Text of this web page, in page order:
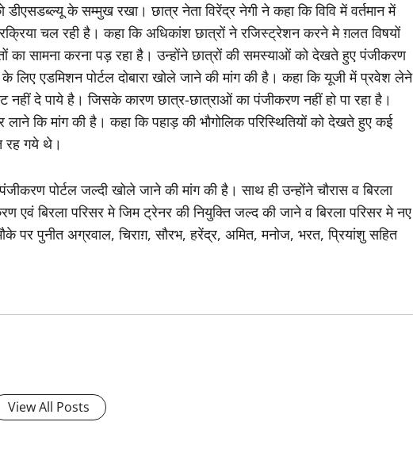
के सम्मुख रखा। छात्र नेता विरेंद्र नेगी ने कहा कि विवि में वर्तमान में
चल रही है। कहा कि अधिकांश छात्रों ने रजिस्ट्रेशन करने मे ग़लत विषयों
सामना करना पड़ रहा है। उन्होंने छात्रों की समस्याओं को देखते हुए पंजीकरण
लिए एडमिशन पोर्टल दोबारा खोले जाने की मांग की है। कहा कि यूजी में प्रवेश लेने
नहीं दे पाये है। जिसके कारण छात्र-छात्राओं का पंजीकरण नहीं हो पा रहा है।
कि मांग की है। कहा कि पहाड़ की भौगोलिक परिस्थितियों को देखते हुए कई
रह गये थे।
पोर्टल जल्दी खोले जाने की मांग की है। साथ ही उन्होंने चौरास व बिरला
एवं बिरला परिसर मे जिम ट्रेनर की नियुक्ति जल्द की जाने व बिरला परिसर मे नए
पर पुनीत अग्रवाल, चिराग़, सौरभ, हरेंद्र, अमित, मनोज, भरत, प्रियांशु सहित
View All Posts